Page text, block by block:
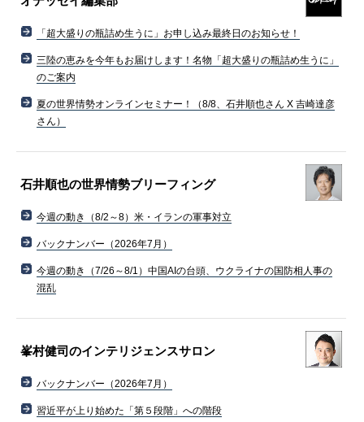
「超大盛りの瓶詰め生うに」お申し込み最終日のお知らせ！
三陸の恵みを今年もお届けします！名物「超大盛りの瓶詰め生うに」
のご案内
夏の世界情勢オンラインセミナー！（8/8、石井順也さん X 吉崎達彦
さん）
石井順也の世界情勢ブリーフィング
今週の動き（8/2～8）米・イランの軍事対立
バックナンバー（2026年7月）
今週の動き（7/26～8/1）中国AIの台頭、ウクライナの国防相人事の
混乱
峯村健司のインテリジェンスサロン
バックナンバー（2026年7月）
習近平が上り始めた「第５段階」への階段